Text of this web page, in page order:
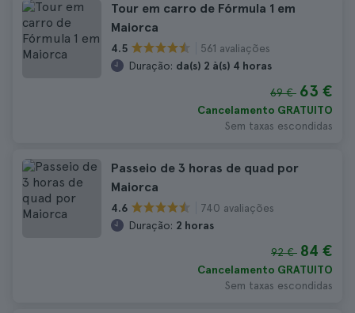
Tour em carro de Fórmula 1 em
Maiorca
4.5
561 avaliações
Duração: da(s) 2 à(s) 4 horas
69 € 63 €
Cancelamento GRATUITO
Sem taxas escondidas
Passeio de 3 horas de quad por
Maiorca
4.6
740 avaliações
Duração: 2 horas
92 € 84 €
Cancelamento GRATUITO
Sem taxas escondidas